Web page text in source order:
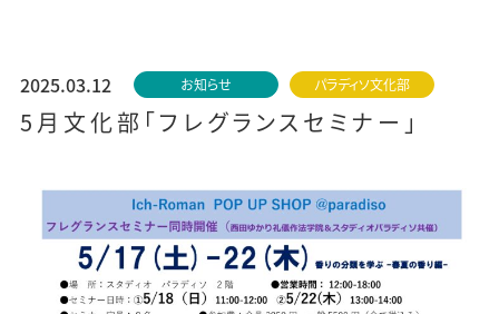
2025.03.12 お知らせ パラディソ文化部
5月文化部「フレグランスセミナー」